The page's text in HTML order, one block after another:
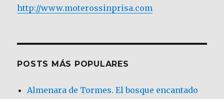
http://www.moterossinprisa.com
POSTS MÁS POPULARES
Almenara de Tormes. El bosque encantado